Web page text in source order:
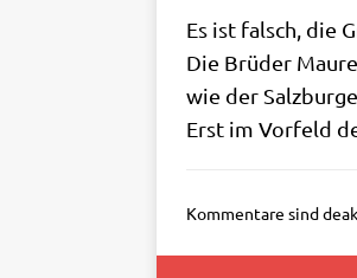
Es ist falsch, die
Die Brü­der
wie der
Erst im Vor­feld
Kommentare sind